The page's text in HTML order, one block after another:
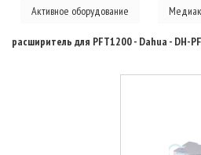
Активное оборудование
расширитель для PFT1200 - Dahua - DH-